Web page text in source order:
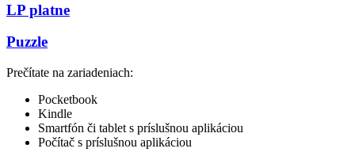
LP platne
Puzzle
Prečítate na zariadeniach:
Pocketbook
Kindle
Smartfón či tablet s príslušnou aplikáciou
Počítač s príslušnou aplikáciou